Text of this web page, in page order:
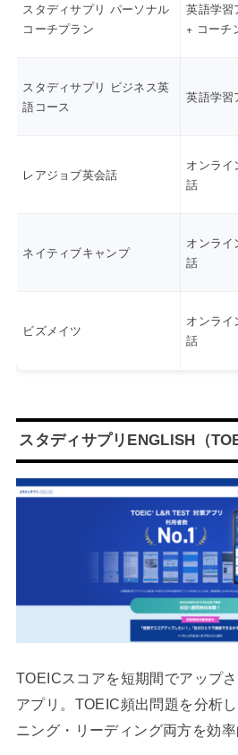
スタディサプリ パーソナル
コーチプラン
英語学習
+ コーチ
スタディサプリ ビジネス英
語コース
英語学習
レアジョブ英会話
オンライ
話
ネイティブキャンプ
オンライ
話
ビズメイツ
オンライ
話
スタディサプリENGLISH（
TOEICスコアを短期間でアップ
アプリ。TOEIC頻出問題を分析
ニング・リーディング両方を効率